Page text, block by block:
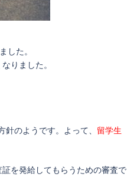
した。
りました。
のようです。よって、 留学生
証を発給してもらうための審査で